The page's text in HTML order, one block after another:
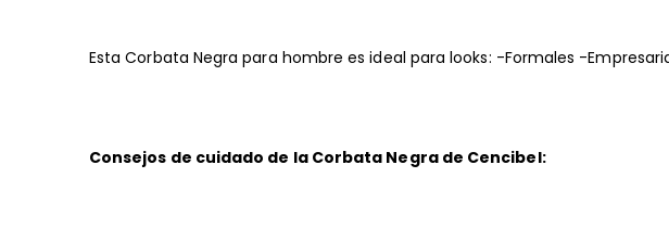
Esta Corbata Negra para hombre es ideal para looks: -Formales -
Consejos de cuidado de la Corbata Negra de Cencibel: